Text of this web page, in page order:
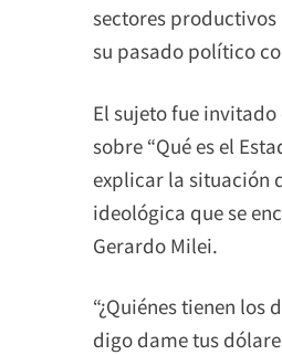
sectores productivos
su pasado político
El sujeto fue
sobre “Qué es el
explicar la situación
ideológica que se
Gerardo Milei.
“¿Quiénes tienen
digo dame tus